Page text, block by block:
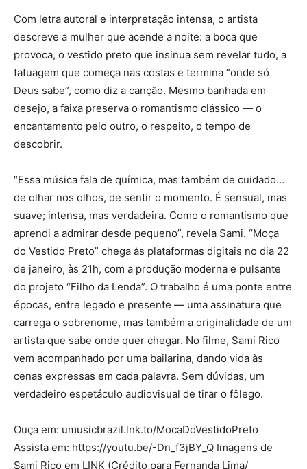
Com letra autoral e interpretação intensa, o artista
descreve a mulher que acende a noite: a boca que
provoca, o vestido preto que insinua sem revelar tudo, a
tatuagem que começa nas costas e termina “onde só
Deus sabe”, como diz a canção. Mesmo banhada em
desejo, a faixa preserva o romantismo clássico — o
encantamento pelo outro, o respeito, o tempo de
descobrir.
“Essa música fala de química, mas também de cuidado…
de olhar nos olhos, de sentir o momento. É sensual, mas
suave; intensa, mas verdadeira. Como o romantismo que
aprendi a admirar desde pequeno”, revela Sami. “Moça
do Vestido Preto” chega às plataformas digitais no dia 22
de janeiro, às 21h, com a produção moderna e pulsante
do projeto “Filho da Lenda”. O trabalho é uma ponte entre
épocas, entre legado e presente — uma assinatura que
carrega o sobrenome, mas também a originalidade de um
artista que sabe onde quer chegar. No filme, Sami Rico
vem acompanhado por uma bailarina, dando vida às
cenas expressas em cada palavra. Sem dúvidas, um
verdadeiro espetáculo audiovisual de tirar o fôlego.
Ouça em: umusicbrazil.lnk.to/MocaDoVestidoPreto
Assista em: https://youtu.be/-Dn_f3jBY_Q Imagens de
Sami Rico em LINK (Crédito para Fernanda Lima/